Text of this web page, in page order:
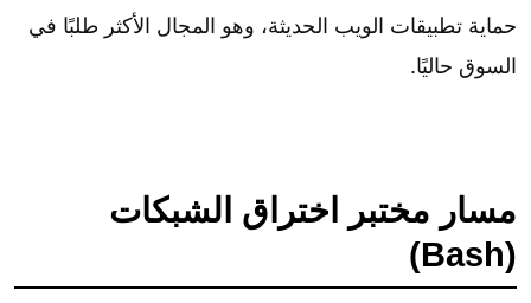
حماية تطبيقات الويب الحديثة، وهو المجال الأكثر طلبًا في
السوق حاليًا.
مسار مختبر اختراق الشبكات
(Bash)